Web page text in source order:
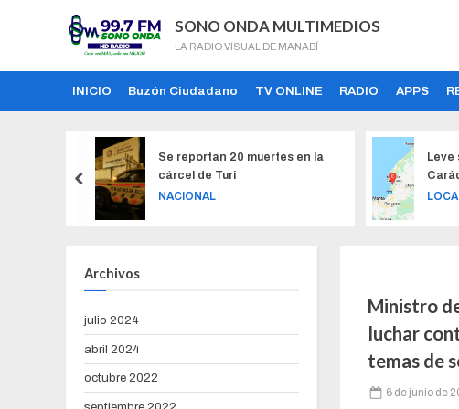
SONO ONDA MULTIMEDIOS
LA RADIO VISUAL DE MANABÍ
INICIO Buzón Ciudadano TV ONLINE RADIO APPS
Leve sismo se sintió en Bahía de
Caráquez, en Manabí
LOCAL
Ante
presidente
podemos
NACIONAL
Ministro
luchar
temas de
6 de junio de
Archivos
julio 2024
abril 2024
octubre 2022